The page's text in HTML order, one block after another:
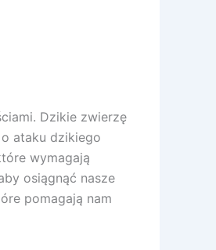
Dzikie zwierzę
ataku dzikiego
wymagają
osiągnąć nasze
pomagają nam